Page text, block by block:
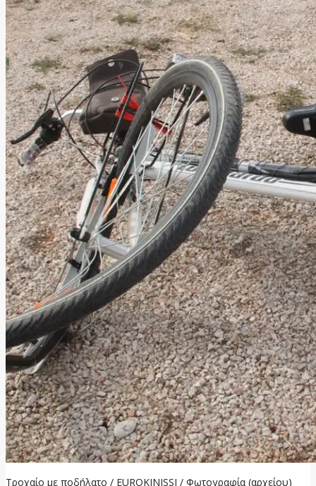
Τροχαίο με ποδήλατο / EUROKINISSI / Φωτογραφία (αρχείου)